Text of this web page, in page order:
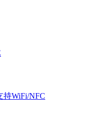
持WiFi/NFC